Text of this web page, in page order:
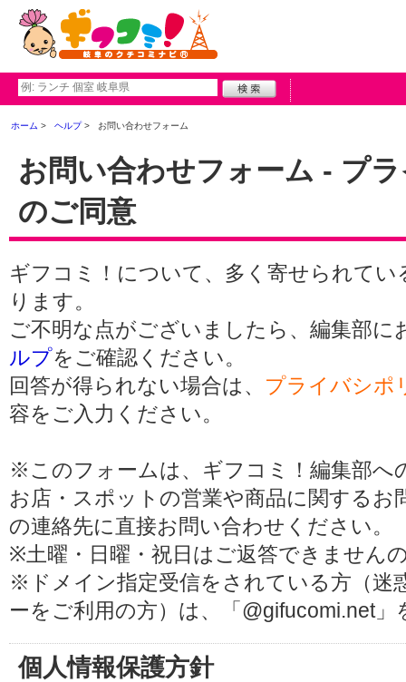
ホーム ヘルプ お問い合わせフォーム
お問い合わせフォーム - プ
のご同意
ギフコミ！について、多く寄せられてい
ります。
ご不明な点がございましたら、編集部
ルプをご確認ください。
回答が得られない場合は、 プライバシポ
容をご入力ください。
※このフォームは、ギフコミ！編集部へ
お店・スポットの営業や商品に関する
の連絡先に直接お問い合わせください。
※土曜・日曜・祝日はご返答できません
※ドメイン指定受信をされている方（迷
ーをご利用の方）は、「@gifucomi.net
個人情報保護方針